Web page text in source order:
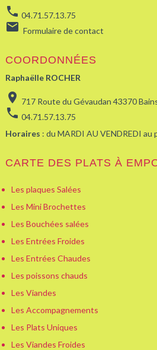
phone 04.71.57.13.75
emailFormulaire de contact
COORDONNÉES
Raphaëlle ROCHER
location_on 717 Route du Gévaudan 43370
phone 04.71.57.13.75
Horaires : du MARDI AU VENDREDI au
CARTE DES PLATS À
Les plaques Salées
Les Mini Brochettes
Les Bouchées salées
Les Entrées Froides
Les Entrées Chaudes
Les poissons chauds
Les Viandes
Les Accompagnements
Les Plats Uniques
Les Viandes Froides